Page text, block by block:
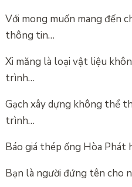
Với mong muốn mang đến
thông tin…
Xi măng là loại vật liệu
trình…
Gạch xây dựng không thể
trình…
Báo giá thép ống Hòa Phát
Bạn là người đứng tên cho